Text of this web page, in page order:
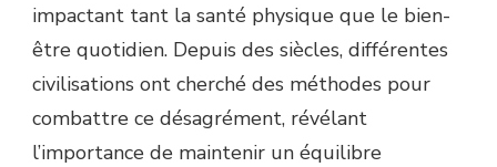
impactant tant la santé physique que le bien-
être quotidien. Depuis des siècles, différentes
civilisations ont cherché des méthodes pour
combattre ce désagrément, révélant
l’importance de maintenir un équilibre